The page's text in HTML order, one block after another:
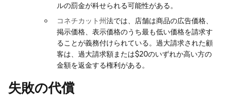
ルの罰金が科せられる可能性がある。
コネチカット州法では、店舗は商品の広告価格、
掲示価格、表示価格のうち最も低い価格を請求す
ることが義務付けられている。過大請求された顧
客は、過大請求額または$20のいずれか高い方の
金額を返金する権利がある。
失敗の代償